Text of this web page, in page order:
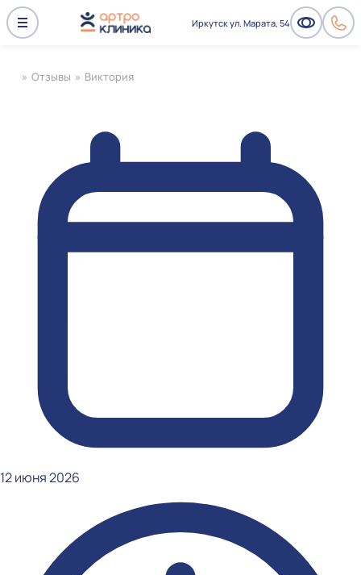
Иркутск ул. Марата, 54
» Отзывы » Виктория
12 июня 2026